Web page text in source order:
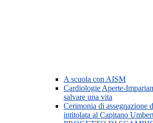
A scuola con AISM
Cardiologie Aperte-
salvare una vita
Cerimonia di assegnazione
intitolata al Capitano